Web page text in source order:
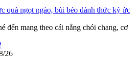
quà ngọt ngào, bùi béo đánh thức ký ức
đến mang theo cái nắng chói chang, cơ
26